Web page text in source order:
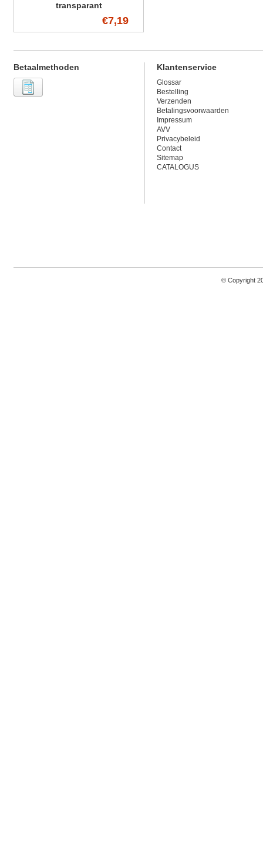
transparant
€7,19
Betaalmethoden Klantenservice
Glossar
Bestelling
Verzenden
Betalingsvoorwaarden
Impressum
AVV
Privacybeleid
Contact
Sitemap
CATALOGUS
© Copyright